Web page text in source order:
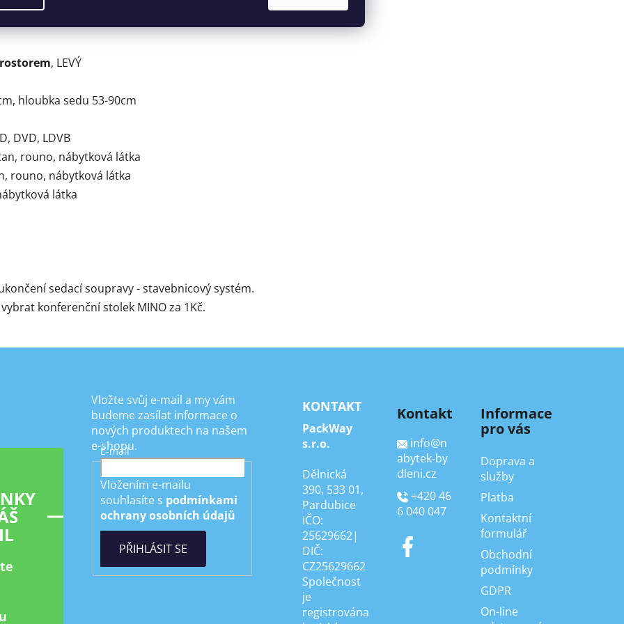
, LEVÝ
hloubka sedu 53-90cm
DVD, LDVB
rouno, nábytková látka
rouno, nábytková látka
látka
sedací soupravy - stavebnicový systém.
konferenční stolek MINO za 1Kč.
Vložte svůj e-mail a my vám
budeme zasílat informace o
nových produktech na našem
e-shopu.
E-mail
Vložením e-mailu
souhlasíte s podmínkami
ochrany osobních údajů
PŘIHLÁSIT SE
KONTAKT
PackWay
s.r.o.
Dělnická
390, 533 01,
Pardubice
IČO:
25629662|
DIČ:
CZ25629662
Společnost
je
registrována
Kontakt
info@n
abytek-by
dleni.cz
+420 46
6 040 047
Informace
pro vás
Doprava a
služby
Platba
Kontaktní
formulář
Obchodní
podmínky
GDPR
On-line